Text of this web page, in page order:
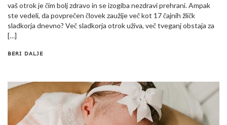
vaš otrok je čim bolj zdravo in se izogiba nezdravi prehrani. Ampak
ste vedeli, da povprečen človek zaužije več kot 17 čajnih žličk
sladkorja dnevno? Več sladkorja otrok uživa, več tveganj obstaja za
[…]
BERI DALJE